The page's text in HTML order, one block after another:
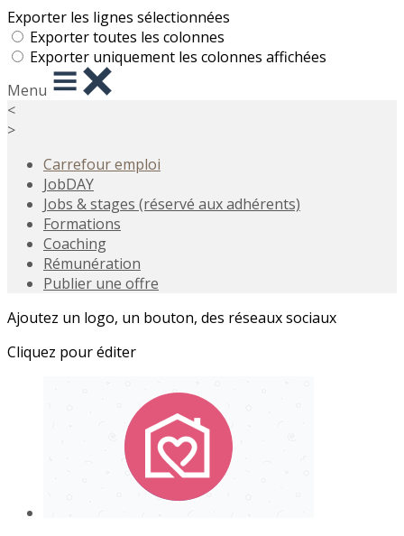
Exporter les lignes sélectionnées
Exporter toutes les colonnes
Exporter uniquement les colonnes affichées
Menu
<
>
Carrefour emploi
JobDAY
Jobs & stages (réservé aux adhérents)
Formations
Coaching
Rémunération
Publier une offre
Ajoutez un logo, un bouton, des réseaux sociaux
Cliquez pour éditer